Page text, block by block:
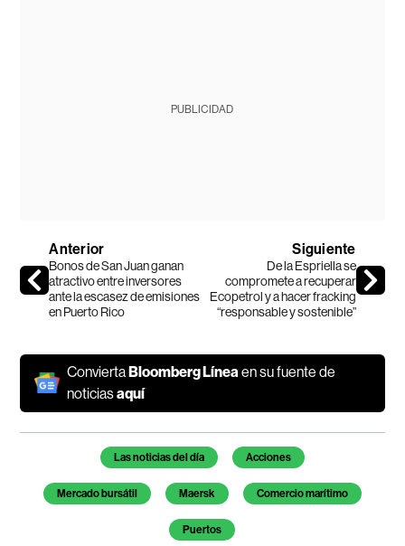
PUBLICIDAD
Anterior
Bonos de San Juan ganan
atractivo entre inversores
ante la escasez de emisiones
en Puerto Rico
Siguiente
De la Espriella se
compromete a recuperar
Ecopetrol y a hacer fracking
“responsable y sostenible”
ConviertaBloomberg Línea en su fuente de
noticiasaquí
Temas de este artículo
Las noticias del día Acciones
Mercado bursátil Maersk Comercio marítimo
Puertos